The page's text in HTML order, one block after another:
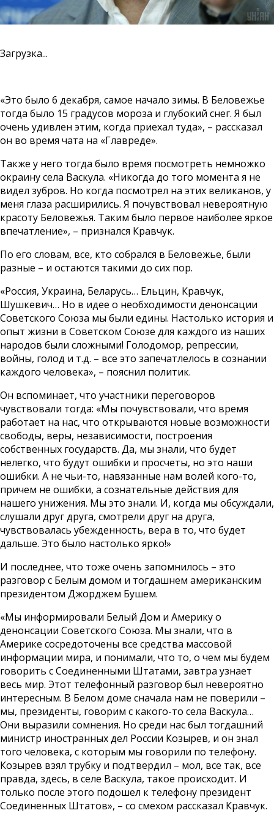
Загрузка...
«Это было 6 декабря, самое начало зимы. В Беловежье
тогда было 15 градусов мороза и глубокий снег. Я был
очень удивлен этим, когда приехал туда», – рассказал
он во время чата на «Главреде».
Также у него тогда было время посмотреть немножко
окраину села Васкула. «Никогда до того момента я не
видел зубров. Но когда посмотрел на этих великанов, у
меня глаза расширились. Я почувствовал невероятную
красоту Беловежья. Таким было первое наиболее яркое
впечатление», – признался Кравчук.
По его словам, все, кто собрался в Беловежье, были
разные – и остаются такими до сих пор.
«Россия, Украина, Беларусь… Ельцин, Кравчук,
Шушкевич… Но в идее о необходимости денонсации
Советского Союза мы были едины. Настолько история и
опыт жизни в Советском Союзе для каждого из наших
народов были сложными! Голодомор, репрессии,
войны, голод и т.д. – все это запечатлелось в сознании
каждого человека», – пояснил политик.
Он вспоминает, что участники переговоров
чувствовали тогда: «Мы почувствовали, что время
работает на нас, что открываются новые возможности
свободы, веры, независимости, построения
собственных государств. Да, мы знали, что будет
нелегко, что будут ошибки и просчеты, но это наши
ошибки. А не чьи-то, навязанные нам волей кого-то,
причем не ошибки, а сознательные действия для
нашего унижения. Мы это знали. И, когда мы обсуждали,
слушали друг друга, смотрели друг на друга,
чувствовалась убежденность, вера в то, что будет
дальше. Это было настолько ярко!»
И последнее, что тоже очень запомнилось – это
разговор с Белым домом и тогдашнем американским
президентом Джорджем Бушем.
«Мы информировали Белый Дом и Америку о
денонсации Советского Союза. Мы знали, что в
Америке сосредоточены все средства массовой
информации мира, и понимали, что то, о чем мы будем
говорить с Соединенными Штатами, завтра узнает
весь мир. Этот телефонный разговор был невероятно
интересным. В Белом доме сначала нам не поверили –
мы, президенты, говорим с какого-то села Васкула…
Они выразили сомнения. Но среди нас был тогдашний
министр иностранных дел России Козырев, и он знал
того человека, с которым мы говорили по телефону.
Козырев взял трубку и подтвердил – мол, все так, все
правда, здесь, в селе Васкула, такое происходит. И
только после этого подошел к телефону президент
Соединенных Штатов», – со смехом рассказал Кравчук.